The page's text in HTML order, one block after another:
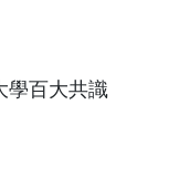
學百大共識